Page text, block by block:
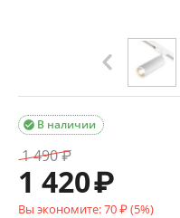
В наличии

1 490₽
1 420₽
Вы экономите:70₽ (5%)